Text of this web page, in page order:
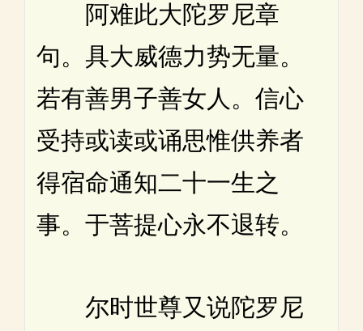
阿难此大陀罗尼章
句。具大威德力势无量。
若有善男子善女人。信心
受持或读或诵思惟供养者
得宿命通知二十一生之
事。于菩提心永不退转。
尔时世尊又说陀罗尼